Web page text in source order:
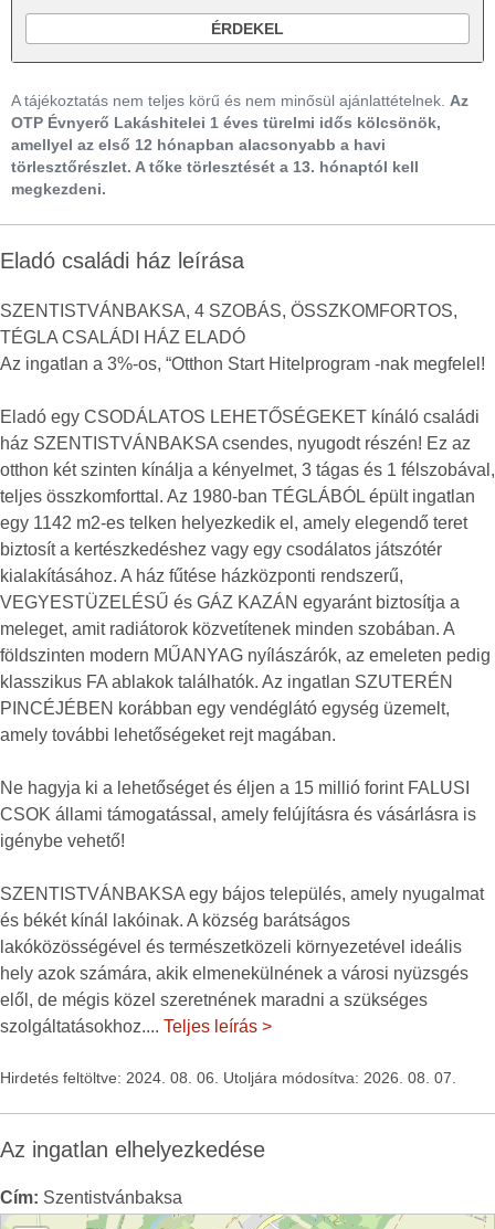
ÉRDEKEL
A tájékoztatás nem teljes körű és nem minősül ajánlattételnek. Az
OTP Évnyerő Lakáshitelei 1 éves türelmi idős kölcsönök,
amellyel az első 12 hónapban alacsonyabb a havi
törlesztőrészlet. A tőke törlesztését a 13. hónaptól kell
megkezdeni.
Eladó családi ház leírása
SZENTISTVÁNBAKSA, 4 SZOBÁS, ÖSSZKOMFORTOS,
TÉGLA CSALÁDI HÁZ ELADÓ
Az ingatlan a 3%-os, “Otthon Start Hitelprogram -nak megfelel!
Eladó egy CSODÁLATOS LEHETŐSÉGEKET kínáló családi
ház SZENTISTVÁNBAKSA csendes, nyugodt részén! Ez az
otthon két szinten kínálja a kényelmet, 3 tágas és 1 félszobával,
teljes összkomforttal. Az 1980-ban TÉGLÁBÓL épült ingatlan
egy 1142 m2-es telken helyezkedik el, amely elegendő teret
biztosít a kertészkedéshez vagy egy csodálatos játszótér
kialakításához. A ház fűtése házközponti rendszerű,
VEGYESTÜZELÉSŰ és GÁZ KAZÁN egyaránt biztosítja a
meleget, amit radiátorok közvetítenek minden szobában. A
földszinten modern MŰANYAG nyílászárók, az emeleten pedig
klasszikus FA ablakok találhatók. Az ingatlan SZUTERÉN
PINCÉJÉBEN korábban egy vendéglátó egység üzemelt,
amely további lehetőségeket rejt magában.
Ne hagyja ki a lehetőséget és éljen a 15 millió forint FALUSI
CSOK állami támogatással, amely felújításra és vásárlásra is
igénybe vehető!
SZENTISTVÁNBAKSA egy bájos település, amely nyugalmat
és békét kínál lakóinak. A község barátságos
lakóközösségével és természetközeli környezetével ideális
hely azok számára, akik elmenekülnének a városi nyüzsgés
elől, de mégis közel szeretnének maradni a szükséges
szolgáltatásokhoz.... Teljes leírás >
Hirdetés feltöltve: 2024. 08. 06. Utoljára módosítva: 2026. 08. 07.
Az ingatlan elhelyezkedése
Cím: Szentistvánbaksa